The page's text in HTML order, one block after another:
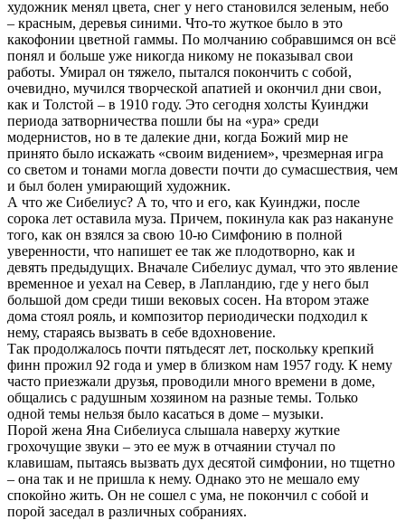
художник менял цвета, снег у него становился зеленым, небо
– красным, деревья синими. Что-то жуткое было в это
какофонии цветной гаммы. По молчанию собравшимся он всё
понял и больше уже никогда никому не показывал свои
работы. Умирал он тяжело, пытался покончить с собой,
очевидно, мучился творческой апатией и окончил дни свои,
как и Толстой – в 1910 году. Это сегодня холсты Куинджи
периода затворничества пошли бы на «ура» среди
модернистов, но в те далекие дни, когда Божий мир не
принято было искажать «своим видением», чрезмерная игра
со светом и тонами могла довести почти до сумасшествия, чем
и был болен умирающий художник.
А что же Сибелиус? А то, что и его, как Куинджи, после
сорока лет оставила муза. Причем, покинула как раз накануне
того, как он взялся за свою 10-ю Симфонию в полной
уверенности, что напишет ее так же плодотворно, как и
девять предыдущих. Вначале Сибелиус думал, что это явление
временное и уехал на Север, в Лапландию, где у него был
большой дом среди тиши вековых сосен. На втором этаже
дома стоял рояль, и композитор периодически подходил к
нему, стараясь вызвать в себе вдохновение.
Так продолжалось почти пятьдесят лет, поскольку крепкий
финн прожил 92 года и умер в близком нам 1957 году. К нему
часто приезжали друзья, проводили много времени в доме,
общались с радушным хозяином на разные темы. Только
одной темы нельзя было касаться в доме – музыки.
Порой жена Яна Сибелиуса слышала наверху жуткие
грохочущие звуки – это ее муж в отчаянии стучал по
клавишам, пытаясь вызвать дух десятой симфонии, но тщетно
– она так и не пришла к нему. Однако это не мешало ему
спокойно жить. Он не сошел с ума, не покончил с собой и
порой заседал в различных собраниях.